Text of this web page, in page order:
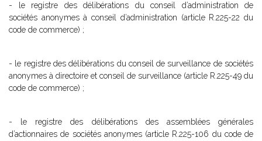
- le registre des délibérations du conseil d’administration de
sociétés anonymes à conseil d’administration (article R.225-22 du
code de commerce) ;
- le registre des délibérations du conseil de surveillance de sociétés
anonymes à directoire et conseil de surveillance (article R.225-49 du
code de commerce) ;
- le registre des délibérations des assemblées générales
d’actionnaires de sociétés anonymes (article R.225-106 du code de